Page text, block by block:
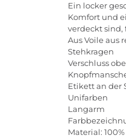
Ein locker
Komfort und
verdeckt
Aus Voile aus
Stehkragen
Verschluss
Etikett an der
Unifarben
Langarm
Material: